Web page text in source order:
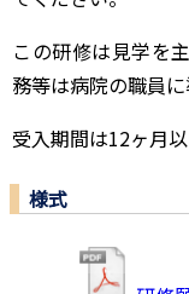
この研修は見学を
務等は病院の職員に
受入期間は12ヶ月以
様式